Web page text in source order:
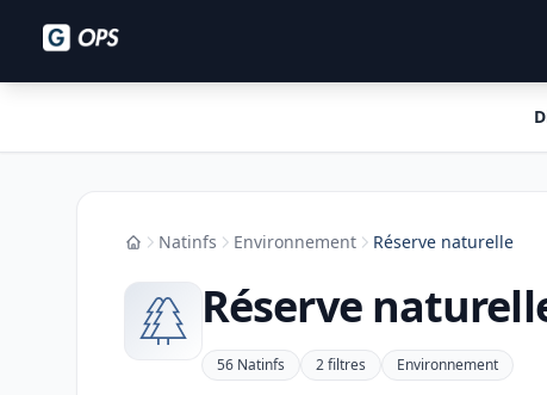
AccueilNatinfs Environnement Réserve naturelle
Réserve
56 Natinfs 2 filtres Environnement